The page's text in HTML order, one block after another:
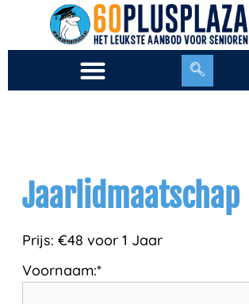
de
Jaarlidmaatschap
Prijs: €48 voor 1 Jaar
Voornaam:*